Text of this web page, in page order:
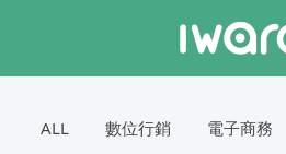
ALL 數位行銷 電子商務